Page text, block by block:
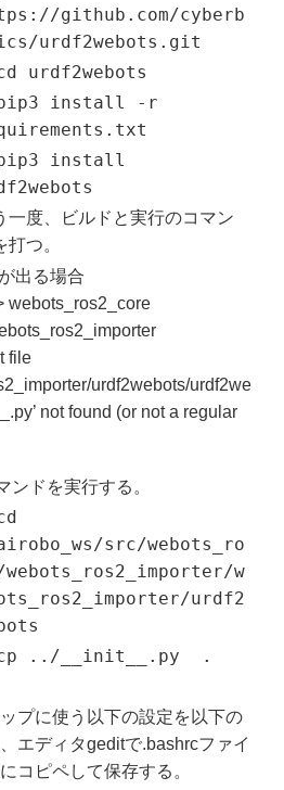
github.com/cyberb
urdf2webots.git
urdf2webots
install -r
install
一度、ビルドと実行のコマン
打つ。
出る場合
webots_ros2_core
file
urdf2webots/urdf2we
not found (or not a regular
ンドを実行する。
src/webots_ro
webots_ros2_importer/w
urdf2
../__init__.py .
プに使う以下の設定を以下の
エディタgeditで.bashrcファイ
コピペして保存する。